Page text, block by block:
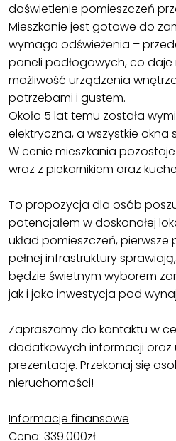
doświetlenie pomieszczeń
Mieszkanie jest gotowe do
wymaga odświeżenia –
paneli podłogowych, co daje
możliwość urządzenia
potrzebami i gustem.
Około 5 lat temu została
elektryczna, a wszystkie okna
W cenie mieszkania
wraz z piekarnikiem oraz
To propozycja dla osób
potencjałem w doskonałej
układ pomieszczeń, pierwsze
pełnej infrastruktury
będzie świetnym wyborem
jak i jako inwestycja pod
Zapraszamy do kontaktu w
dodatkowych informacji oraz
prezentację. Przekonaj się
nieruchomości!
Informacje finansowe
Cena: 339.000zł